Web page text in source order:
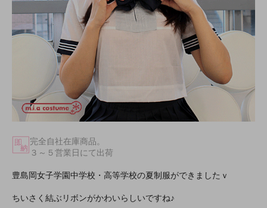
完全自社在庫商品。
３～５営業日にて出荷
豊島岡女子学園中学校・高等学校の夏制服ができましたｖ
ちいさく結ぶリボンがかわいらしいですね♪